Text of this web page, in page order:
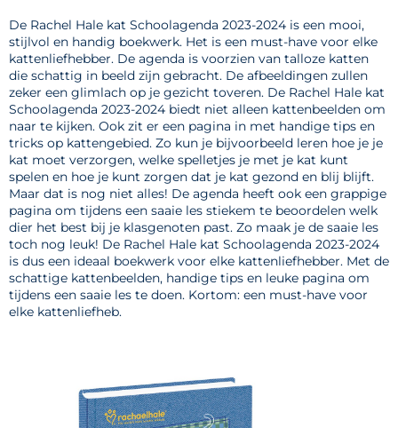
De Rachel Hale kat Schoolagenda 2023-2024 is een mooi,
stijlvol en handig boekwerk. Het is een must-have voor elke
kattenliefhebber. De agenda is voorzien van talloze katten
die schattig in beeld zijn gebracht. De afbeeldingen zullen
zeker een glimlach op je gezicht toveren. De Rachel Hale kat
Schoolagenda 2023-2024 biedt niet alleen kattenbeelden om
naar te kijken. Ook zit er een pagina in met handige tips en
tricks op kattengebied. Zo kun je bijvoorbeeld leren hoe je je
kat moet verzorgen, welke spelletjes je met je kat kunt
spelen en hoe je kunt zorgen dat je kat gezond en blij blijft.
Maar dat is nog niet alles! De agenda heeft ook een grappige
pagina om tijdens een saaie les stiekem te beoordelen welk
dier het best bij je klasgenoten past. Zo maak je de saaie les
toch nog leuk! De Rachel Hale kat Schoolagenda 2023-2024
is dus een ideaal boekwerk voor elke kattenliefhebber. Met de
schattige kattenbeelden, handige tips en leuke pagina om
tijdens een saaie les te doen. Kortom: een must-have voor
elke kattenliefheb.